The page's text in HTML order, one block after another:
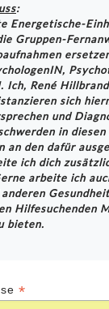
:
Energetische-
Gruppen-
Ich, René
sich
und
in diesen
an den dafür
ich dich
arbeite ich
Hilfesuchenden
bieten.
*